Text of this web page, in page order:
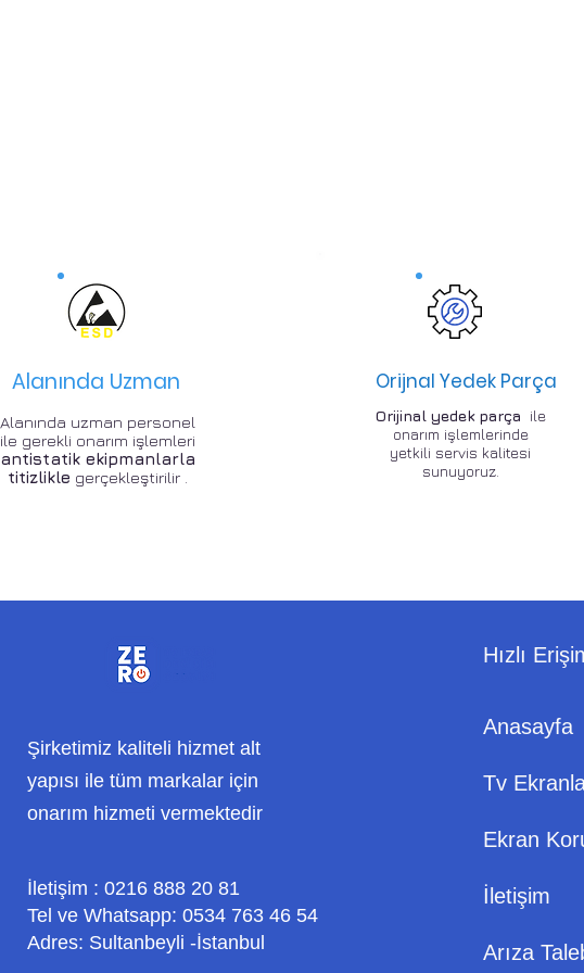
Alanında Uzman
Alanında uzman personel
ile gerekli onarım işlemleri
antistatik ekipmanlarla
titizlikle gerçekleştirilir .
Orijnal Yedek Parça
Orijinal yedek parça ile
onarım işlemlerinde
yetkili servis kalitesi
sunuyoruz.
Şirketimiz kaliteli hizmet alt
yapısı ile tüm markalar için
onarım hizmeti vermektedir
İletişim : 0216 888 20 81
Tel ve Whatsapp: 0534 763 46 54
Adres: Sultanbeyli -İstanbul
Hızlı
Anasayfa
Tv
Ekran
İletişim
Arıza